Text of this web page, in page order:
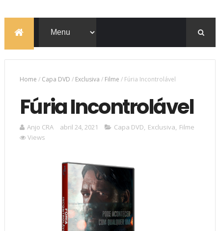
Home / Capa DVD / Exclusiva / Filme / Fúria Incontrolável
Fúria Incontrolável
Anjo CRA abril 24, 2021 Capa DVD, Exclusiva, Filme
Views